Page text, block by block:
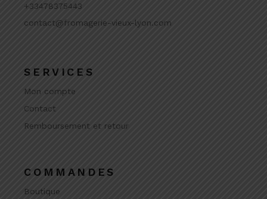
+33478375443
contact@fromagerie-vieux-lyon.com
SERVICES
Mon compte
Contact
Remboursement et retour
COMMANDES
Boutique